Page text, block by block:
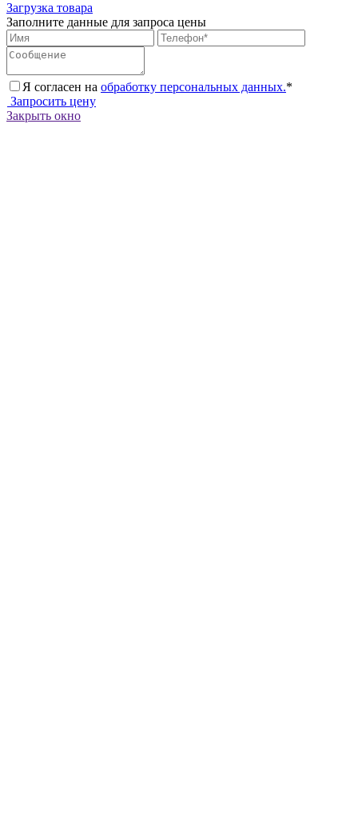
Загрузка товара
Заполните данные для запроса цены
Я согласен на обработку персональных данных.*
Запросить цену
Закрыть окно